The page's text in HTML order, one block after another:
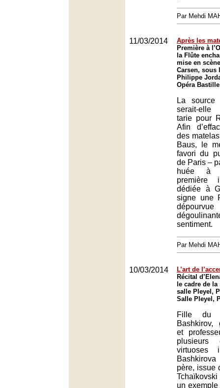
Par Mehdi
11/03/2014
Après les
Première à
la Flûte
mise en
Carsen, sous
Philippe
Opéra
La source
serait-elle
tarie pour
Afin
des
Baus, le
favori du
de Paris –
huée à
première
dédiée à
signe une
sentiment.
Par Mehdi
10/03/2014
L’art de
Récital
le cadre de
salle Pleyel,
Salle Pleyel,
Fille du
Bashkirov,
et
plusieurs
virtuoses
père, issue
un exemple